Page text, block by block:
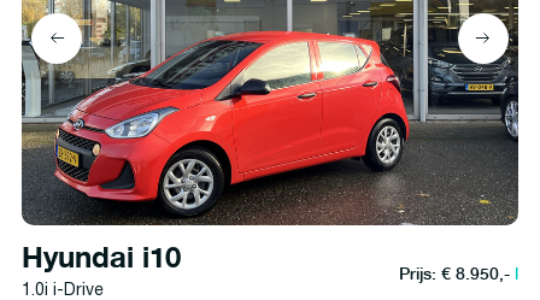
Hyundai i10
1.0i i-Drive
Prijs: € 8.950,-l